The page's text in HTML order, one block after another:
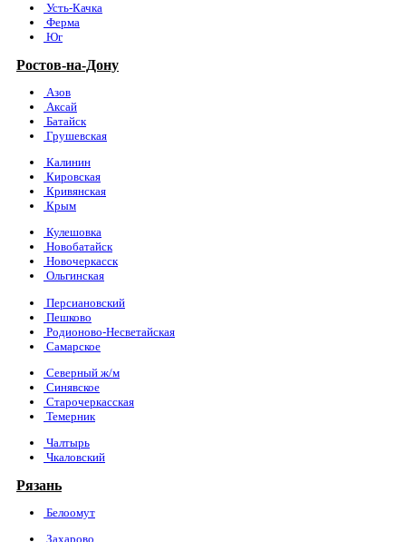
Усть-Качка
Ферма
Юг
Ростов-на-Дону
Азов
Аксай
Батайск
Грушевская
Калинин
Кировская
Кривянская
Крым
Кулешовка
Новобатайск
Новочеркасск
Ольгинская
Персиановский
Пешково
Родионово-Несветайская
Самарское
Северный ж/м
Синявское
Старочеркасская
Темерник
Чалтырь
Чкаловский
Рязань
Белоомут
Захарово